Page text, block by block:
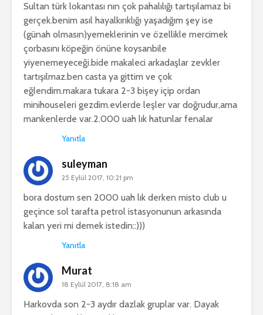
Sultan türk lokantası nın çok pahalılığı tartışılamaz bi
gerçek.benim asıl hayalkırıklığı yaşadığım şey ise
(günah olmasın)yemeklerinin ve özellikle mercimek
çorbasını köpeğin önüne koysanbile
yiyenemeyeceği.bide makaleci arkadaşlar zevkler
tartışılmaz.ben casta ya gittim ve çok
eğlendim.makara tukara 2-3 bişey içip ordan
minihouseleri gezdim.evlerde leşler var doğrudur,ama
mankenlerde var.2.000 uah lık hatunlar fenalar
Yanıtla
suleyman
25 Eylül 2017, 10:21 pm
bora dostum sen 2000 uah lık derken misto club u
geçince sol tarafta petrol istasyonunun arkasında
kalan yeri mi demek istedin::)))
Yanıtla
Murat
18 Eylül 2017, 8:18 am
Harkovda son 2-3 aydır dazlak gruplar var. Dayak